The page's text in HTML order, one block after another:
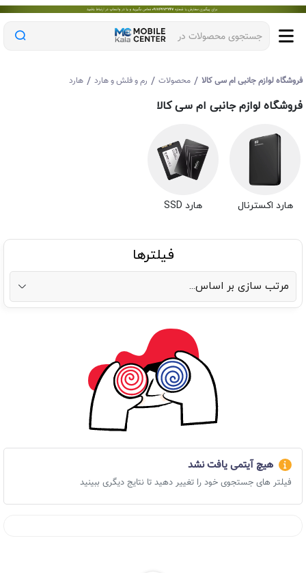
جستجوی محصولات در
لوازم جانبی ام سی کالا / محصولات / رم و فلش و هارد / هارد
لوازم جانبی ام سی کالا
هارد اکسترنال هارد SSD
فیلترها
هیچ آیتمی یافت نشد
فیلتر های جستجوی خود را تغییر دهید تا نتایج دیگری ببینید